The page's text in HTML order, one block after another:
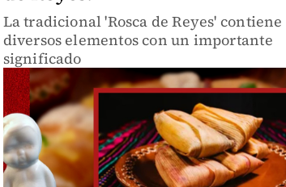
La tradicional 'Rosca de Reyes' contiene
diversos elementos con un importante
significado